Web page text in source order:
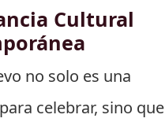
Cultural
no solo es una
celebrar, sino que